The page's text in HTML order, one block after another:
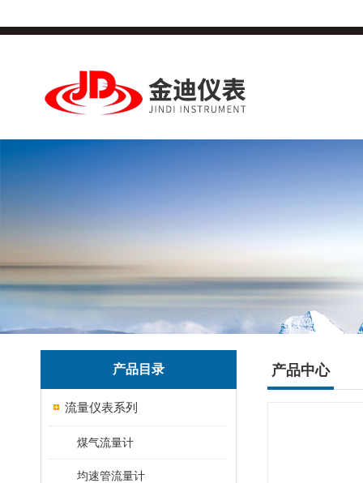
产品目录
流量仪表系列
煤气流量计
均速管流量计
产品中心